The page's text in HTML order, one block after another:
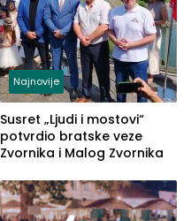
Najnovije
Susret „Ljudi i mostovi“
potvrdio bratske veze
Zvornika i Malog Zvornika